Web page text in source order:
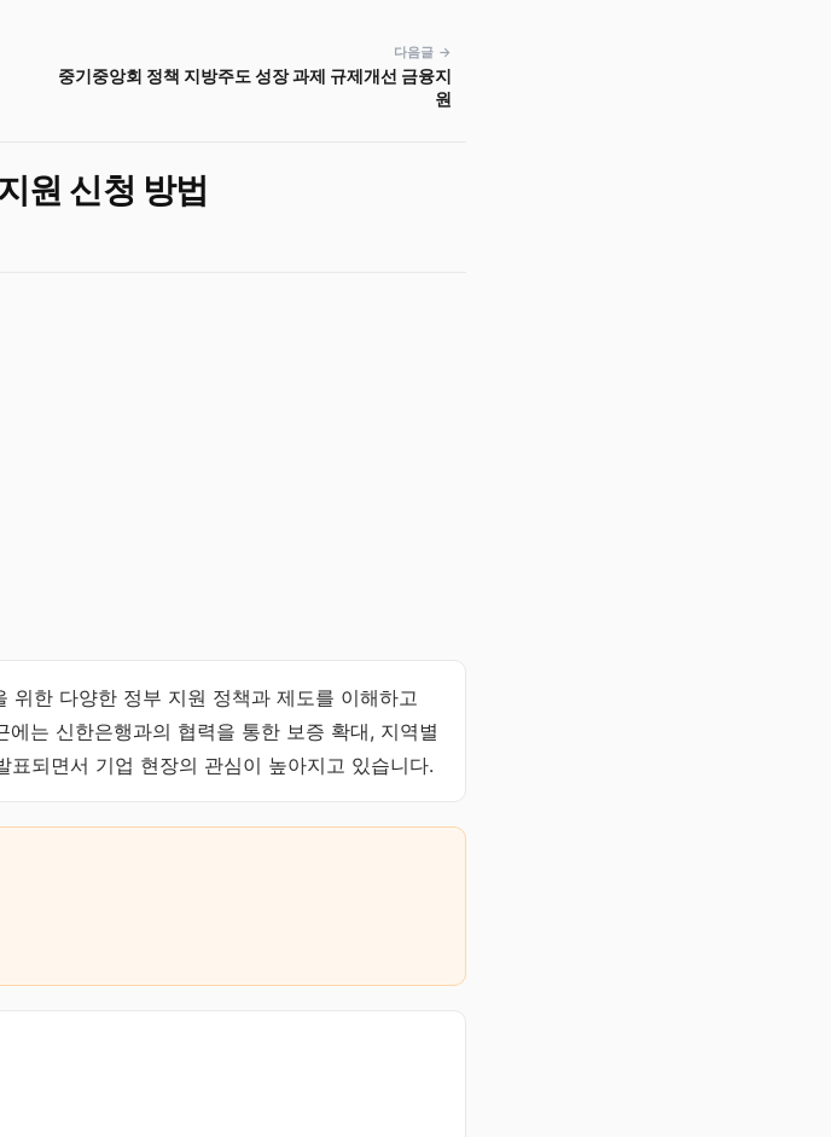
다음글 →
중기중앙회 정책 지방주도 성장 과제 규제개선 금융지
원
원 신청 방법
위한 다양한 정부 지원 정책과 제도를 이해하고
는 신한은행과의 협력을 통한 보증 확대, 지역별
되면서 기업 현장의 관심이 높아지고 있습니다.